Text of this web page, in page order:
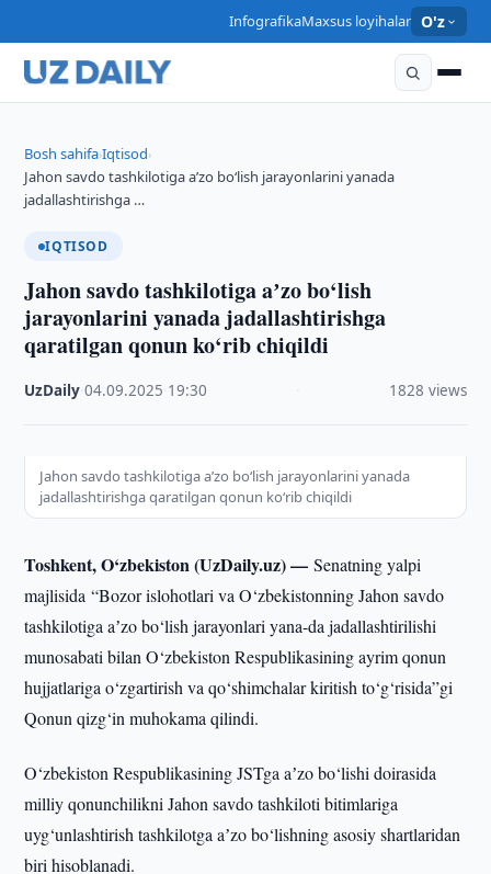
InfografikaMaxsus loyihalar O'z
Bosh sahifa›Iqtisod›
Jahon savdo tashkilotiga aʼzo bo‘lish jarayonlarini yanada
jadallashtirishga …
IQTISOD
Jahon savdo tashkilotiga aʼzo bo‘lish
jarayonlarini yanada jadallashtirishga
qaratilgan qonun ko‘rib chiqildi
UzDaily ·04.09.2025 19:30 1828 views
Jahon savdo tashkilotiga aʼzo bo‘lish jarayonlarini yanada
jadallashtirishga qaratilgan qonun ko‘rib chiqildi
Toshkent, O‘zbekiston (UzDaily.uz) —Senatning yalpi
majlisida “Bozor islohotlari va O‘zbekistonning Jahon savdo
tashkilotiga aʼzo bo‘lish jarayonlari yana-da jadallashtirilishi
munosabati bilan O‘zbekiston Respublikasining ayrim qonun
hujjatlariga o‘zgartirish va qo‘shimchalar kiritish to‘g‘risida”gi
Qonun qizg‘in muhokama qilindi.
O‘zbekiston Respublikasining JSTga aʼzo bo‘lishi doirasida
milliy qonunchilikni Jahon savdo tashkiloti bitimlariga
uyg‘unlashtirish tashkilotga aʼzo bo‘lishning asosiy shartlaridan
biri hisoblanadi.